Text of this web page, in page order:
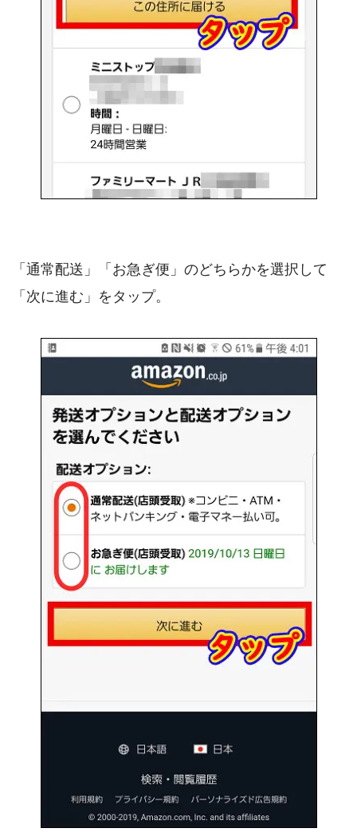
「通常配送」「お急ぎ便」のどちらかを選択して
「次に進む」をタップ。